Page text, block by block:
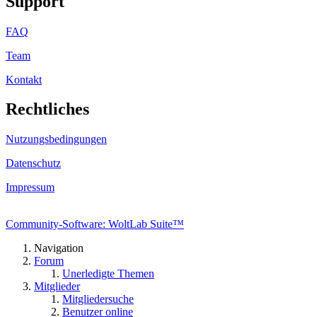
FAQ
Team
Kontakt
Rechtliches
Nutzungsbedingungen
Datenschutz
Impressum
Community-Software: WoltLab Suite™
Navigation
Forum
Unerledigte Themen
Mitglieder
Mitgliedersuche
Benutzer online